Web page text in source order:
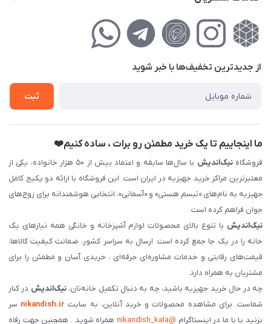
کوچه گلریز 4 غربی ، پلاک 13
لیست محصولات
راهنمای‌خرید‌آنلاین
حریم خصوصی
فروش‌اقساطی
از جدید‌ترین تخفیف‌ها با‌ خبر شوید
ثبت
اینجاییم تا یک خرید مطمئن رو برات ، ساده کنیم❤️
نیک‌اندیش
با سال‌ها سابقه و اعتماد بیش از ۵۰ هزار خانواده، یکی از
مراکز خرید جهیزیه در ایران است. این فروشگاه با ارائه دو پکیج کامل
به نام‌های «تبسم هستی» و «آسمانی»، انتخابی هوشمندانه برای زوج‌های
فراهم کرده است.
با تنوع بالای محصولات لوازم آشپزخانه و خانگی همه نیازهای یک
را در یک جا جمع کرده است. ارسال به سراسر کشور، ضمانت کیفیت کالاها،
رقابتی و خدمات مشاوره‌ای حرفه‌ای ، خریدی آسان و مطمئن را برای
به همراه دارد.
در حال خرید جهیزیه باشید، چه به دنبال تکمیل خانه‌تان،نیک‌اندیشدر کنار
برای مشاهده محصولات و خرید آنلاین، به سایتnikandish.irسر
یا با ما در اینستاگرام@nikandish_kala
همراه شوید . همچنین جهت رفاه